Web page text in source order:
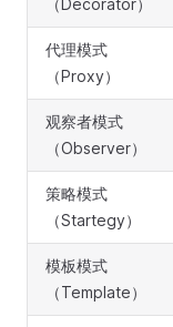
（Decorator）
代理模式
（Proxy）
观察者模式
（Observer）
策略模式
（Startegy）
模板模式
（Template）